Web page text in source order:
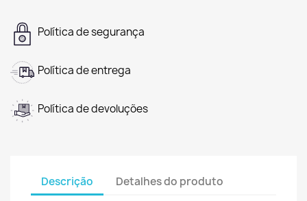
Política de segurança
Política de entrega
Política de devoluções
Descrição Detalhes do produto